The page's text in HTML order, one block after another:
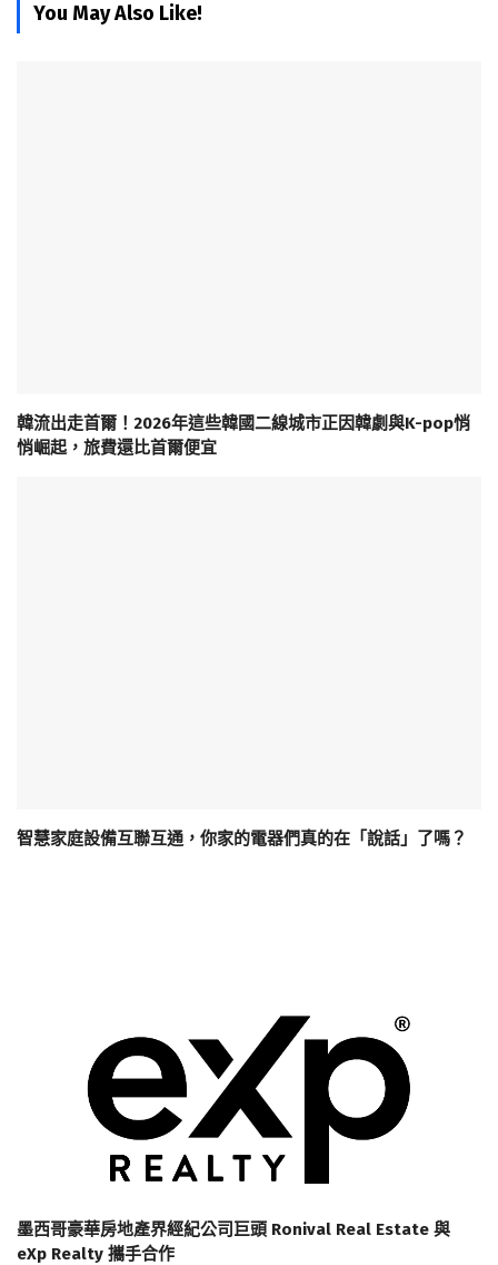
You May Also Like!
韓流出走首爾！2026年這些韓國二線城市正因韓劇與K-pop悄
悄崛起，旅費還比首爾便宜
智慧家庭設備互聯互通，你家的電器們真的在「說話」了嗎？
墨西哥豪華房地產界經紀公司巨頭 Ronival Real Estate 與
eXp Realty 攜手合作